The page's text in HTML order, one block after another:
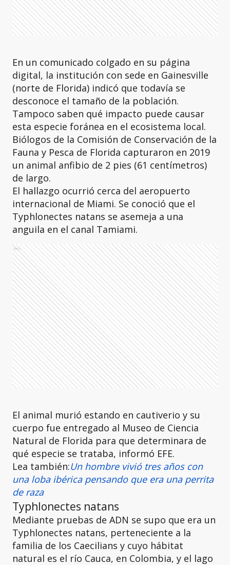
En un comunicado colgado en su página
digital, la institución con sede en Gainesville
(norte de Florida) indicó que todavía se
desconoce el tamaño de la población.
Tampoco saben qué impacto puede causar
esta especie foránea en el ecosistema local.
Biólogos de la Comisión de Conservación de la
Fauna y Pesca de Florida capturaron en 2019
un animal anfibio de 2 pies (61 centímetros)
de largo.
El hallazgo ocurrió cerca del aeropuerto
internacional de Miami. Se conoció que el
Typhlonectes natans se asemeja a una
anguila en el canal Tamiami.
Ads
El animal murió estando en cautiverio y su
cuerpo fue entregado al Museo de Ciencia
Natural de Florida para que determinara de
qué especie se trataba, informó EFE.
Lea también:Un hombre vivió tres años con
una loba ibérica pensando que era una perrita
de raza
Typhlonectes natans
Mediante pruebas de ADN se supo que era un
Typhlonectes natans, perteneciente a la
familia de los Caecilians y cuyo hábitat
natural es el río Cauca, en Colombia, y el lago